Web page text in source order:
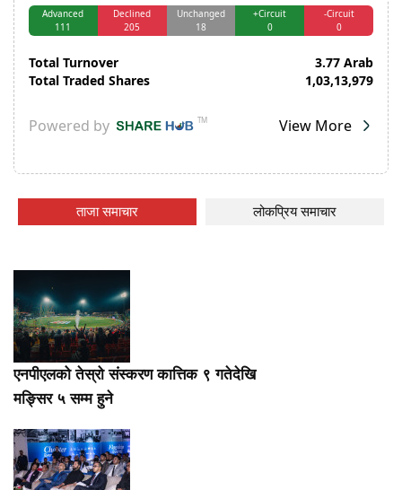
ताजा समाचार लोकप्रिय समाचार
एनपीएलको तेस्रो संस्करण कात्तिक ९ गतेदेखि
मङ्सिर ५ सम्म हुने